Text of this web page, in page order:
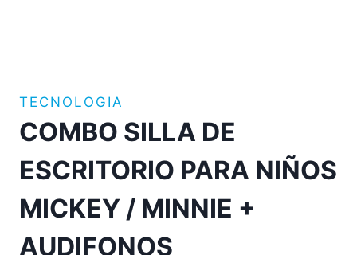
TECNOLOGIA
COMBO SILLA DE
ESCRITORIO PARA NIÑOS
MICKEY / MINNIE +
AUDIFONOS